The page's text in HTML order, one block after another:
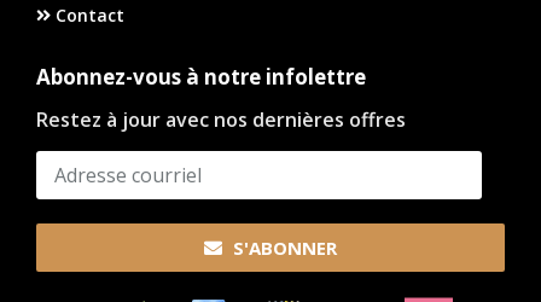
Contact
Abonnez-vous à notre infolettre
Restez à jour avec nos dernières offres
S'ABONNER